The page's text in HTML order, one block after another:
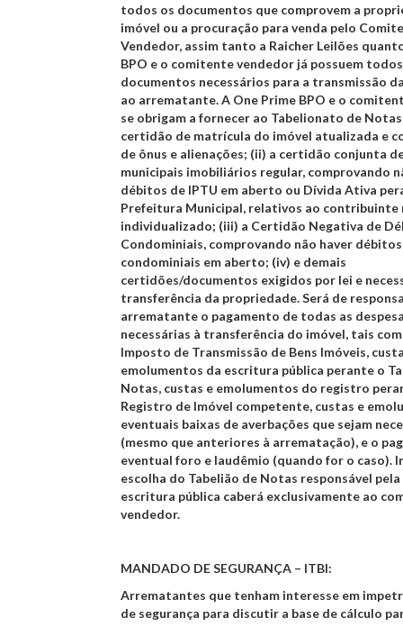
todos os documentos que comprovem a
imóvel ou a procuração para venda pelo
Vendedor, assim tanto a Raicher Leilões
BPO e o comitente vendedor já possuem
documentos necessários para a transmissão
ao arrematante. A One Prime BPO e o
se obrigam a fornecer ao Tabelionato de
certidão de matrícula do imóvel atualizada e
de ônus e alienações; (ii) a certidão conjunta
municipais imobiliários regular, comprovando
débitos de IPTU em aberto ou Dívida Ativa
Prefeitura Municipal, relativos ao contribuinte
individualizado; (iii) a Certidão Negativa de
Condominiais, comprovando não haver débitos
condominiais em aberto; (iv) e demais
certidões/documentos exigidos por lei e
transferência da propriedade. Será de
arrematante o pagamento de todas as
necessárias à transferência do imóvel, tais
Imposto de Transmissão de Bens Imóveis,
emolumentos da escritura pública perante o
Notas, custas e emolumentos do registro
Registro de Imóvel competente, custas e
eventuais baixas de averbações que sejam
(mesmo que anteriores à arrematação), e o
eventual foro e laudêmio (quando for o caso).
escolha do Tabelião de Notas responsável
escritura pública caberá exclusivamente ao
vendedor.
MANDADO DE SEGURANÇA – ITBI:
Arrematantes que tenham interesse em
de segurança para discutir a base de cálculo